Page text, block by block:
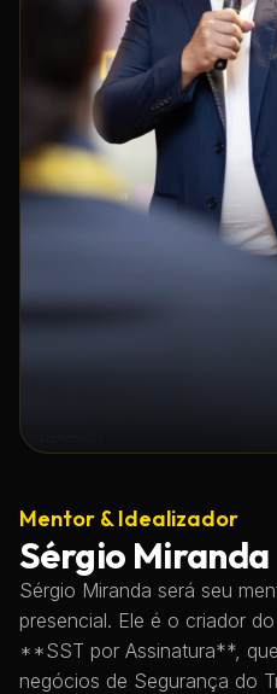
Mentor & Idealizador
Sérgio Miranda
Sérgio Miranda será seu
presencial. Ele é o criador
**SST por Assinatura**,
negócios de Segurança do